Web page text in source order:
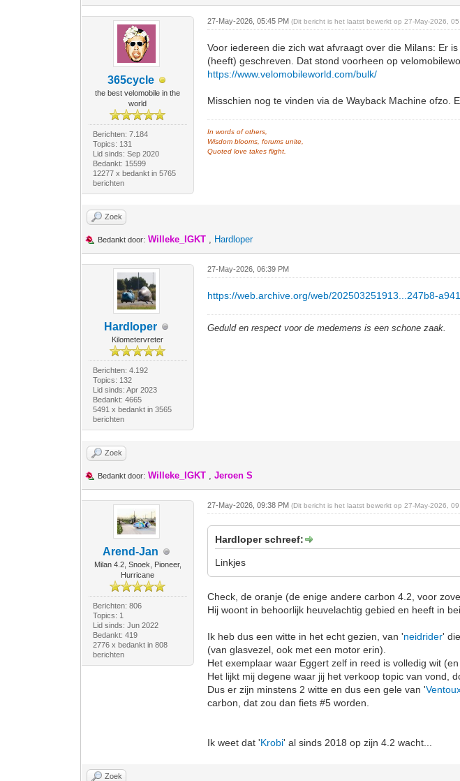
365cycle
the best velomobile in the
world
Berichten: 7.184
Topics: 131
Lid sinds: Sep 2020
Bedankt: 15599
12277 x bedankt in 5765
berichten
27-May-2026, 05:45 PM(Dit bericht is het laatst bewerkt op 27-May-2026,
Voor iedereen die zich wat afvraagt over die Milans: Er
(heeft) geschreven. Dat stond voorheen op
https://www.velomobileworld.com/bulk/
Misschien nog te vinden via de Wayback Machine ofzo.
In words of others,
Wisdom blooms, forums unite,
Quoted love takes flight.
Zoek
Bedankt door: Willeke_IGKT , Hardloper
Hardloper
Kilometervreter
Berichten: 4.192
Topics: 132
Lid sinds: Apr 2023
Bedankt: 4665
5491 x bedankt in 3565
berichten
27-May-2026, 06:39 PM
https://web.archive.org/web/202503251913...247b8-a941
Geduld en respect voor de medemens is een schone zaak.
Zoek
Bedankt door: Willeke_IGKT ,Jeroen S
Arend-Jan
Milan 4.2, Snoek, Pioneer,
Hurricane
Berichten: 806
Topics: 1
Lid sinds: Jun 2022
Bedankt: 419
2776 x bedankt in 808
berichten
27-May-2026, 09:38 PM(Dit bericht is het laatst bewerkt op 27-May-2026,
Hardloper schreef:
Linkjes
Check, de oranje (de enige andere carbon 4.2, voor
Hij woont in behoorlijk heuvelachtig gebied en heeft in
Ik heb dus een witte in het echt gezien, van 'neidrider'
(van glasvezel, ook met een motor erin).
Het exemplaar waar Eggert zelf in reed is volledig wit
Het lijkt mij degene waar jij het verkoop topic van vond,
Dus er zijn minstens 2 witte en dus een gele van '
carbon, dat zou dan fiets #5 worden.
Ik weet dat 'Krobi' al sinds 2018 op zijn 4.2 wacht...
Zoek